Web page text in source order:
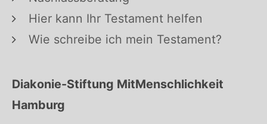
Hier kann Ihr Testament helfen
Wie schreibe ich mein Testament?
Diakonie-Stiftung MitMenschlichkeit
Hamburg